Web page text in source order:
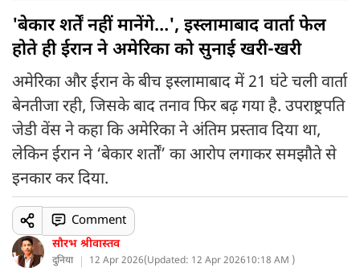
'बेकार शर्तें नहीं मानेंगे…', इस्लामाबाद वार्ता फेल
होते ही ईरान ने अमेरिका को सुनाई खरी-खरी
अमेरिका और ईरान के बीच इस्लामाबाद में 21 घंटे चली वार्ता
बेनतीजा रही, जिसके बाद तनाव फिर बढ़ गया है. उपराष्ट्रपति
जेडी वेंस ने कहा कि अमेरिका ने अंतिम प्रस्ताव दिया था,
लेकिन ईरान ने ‘बेकार शर्तों’ का आरोप लगाकर समझौते से
इनकार कर दिया.
सौरभ श्रीवास्तव
दुनिया 12 Apr 2026(Updated: 12 Apr 202610:18 AM )
Comment